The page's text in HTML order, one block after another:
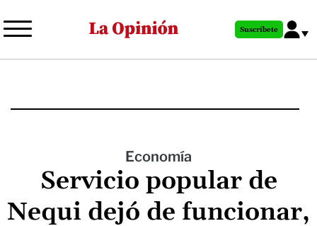
al
principal
Suscríbete
Economía
Servicio popular de
Nequi dejó de funcionar,